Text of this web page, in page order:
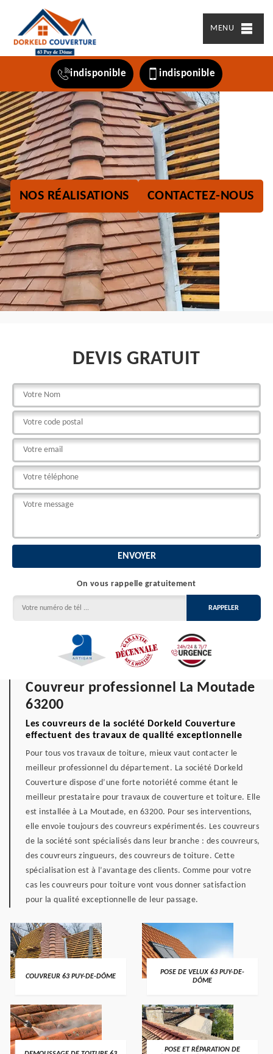
MENU
indisponible indisponible
NOS RÉALISATIONS CONTACTEZ-NOUS
DEVIS GRATUIT
On vous rappelle gratuitement
Couvreur professionnel La Moutade
63200
Les couvreurs de la société Dorkeld Couverture
effectuent des travaux de qualité exceptionnelle
Pour tous vos travaux de toiture, mieux vaut contacter le
meilleur professionnel du département. La société Dorkeld
Couverture dispose d’une forte notoriété comme étant le
meilleur prestataire pour travaux de couverture et toiture. Elle
est installée à La Moutade, en 63200. Pour ses interventions,
elle envoie toujours des couvreurs expérimentés. Les couvreurs
de la société sont spécialisés dans leur branche : des couvreurs,
des couvreurs zingueurs, des couvreurs de toiture. Cette
spécialisation est à l’avantage des clients. Comme pour votre
cas les couvreurs pour toiture vont vous donner satisfaction
pour la qualité exceptionnelle de leur passage.
COUVREUR 63 PUY-DE-DÔME
POSE DE VELUX 63 PUY-DE-
DÔME
POSE ET RÉPARATION DE